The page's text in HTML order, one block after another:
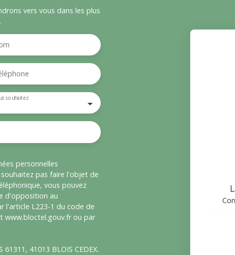
vers vous dans les plus
souhaitez
personnelles
pas faire l'objet de
vous pouvez
d'opposition au
l'article L223-1 du code de
www.bloctel.gouv.fr ou par
41013 BLOIS CEDEX.